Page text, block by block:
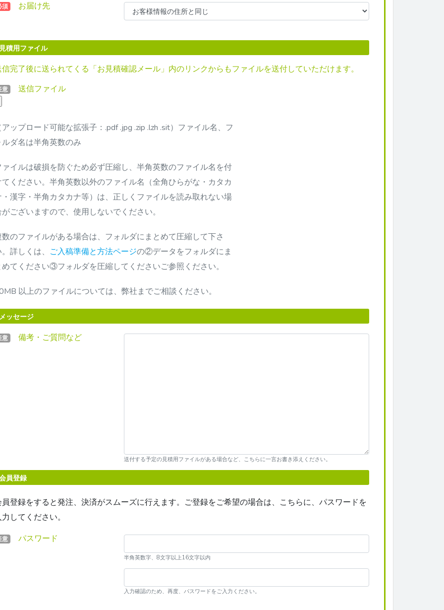
須 お届け先
積用ファイル
完了後に送られてくる「お見積確認メール」内のリンクからもファイルを送付していただけます。
意 送信ファイル
ップロード可能な拡張子：.pdf .jpg .zip .lzh .sit）ファイル名、フ
ダ名は半角英数のみ
イルは破損を防ぐため必ず圧縮し、半角英数のファイル名を付
ください。半角英数以外のファイル名（全角ひらがな・カタカ
漢字・半角カタカナ等）は、正しくファイルを読み取れない場
ございますので、使用しないでください。
のファイルがある場合は、フォルダにまとめて圧縮して下さ
詳しくは、 ご入稿準備と方法ページの②データをフォルダにま
てください③フォルダを圧縮してくださいご参照ください。
以上のファイルについては、弊社までご相談ください。
ッセージ
意 備考・ご質問など
送付する予定の見積用ファイルがある場合など、こちらに一言お書き添えください。
員登録
登録をすると発注、決済がスムーズに行えます。ご登録をご希望の場合は、こちらに、パスワードを
してください。
意 パスワード
半角英数字、8文字以上16文字以内
入力確認のため、再度、パスワードをご入力ください。